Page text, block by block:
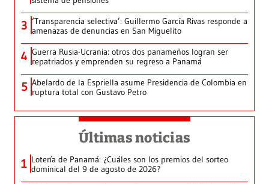
3 ‘Transparencia selectiva’: Guillermo García Rivas responde a
amenazas de denuncias en San Miguelito
4 Guerra Rusia-Ucrania: otros dos panameños logran ser
repatriados y emprenden su regreso a Panamá
5 Abelardo de la Espriella asume Presidencia de Colombia en
ruptura total con Gustavo Petro
Últimas noticias
1 Lotería de Panamá: ¿Cuáles son los premios del sorteo
dominical del 9 de agosto de 2026?